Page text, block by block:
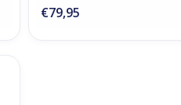
€79,95